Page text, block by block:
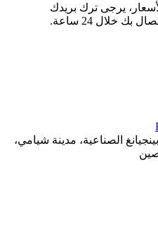
يرجى ترك بريدك
خلال 24 ساعة.
بينجيانغ الصناعية، مدينة شيامي،